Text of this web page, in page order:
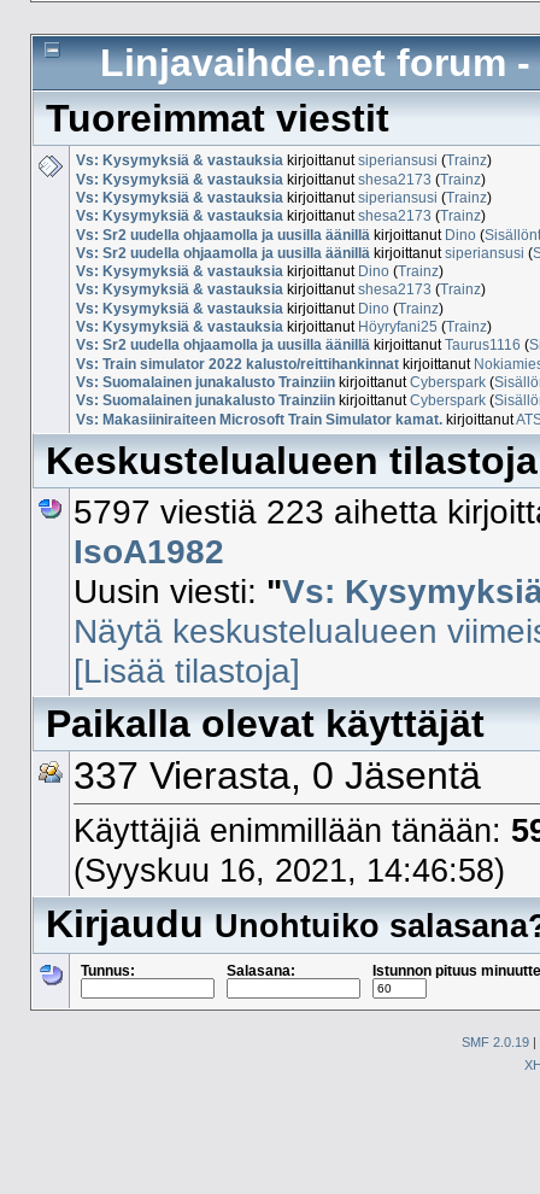
Linjavaihde.net forum
Tuoreimmat viestit
Vs: Kysymyksiä & vastauksia kirjoittanutsiperiansusi (Trainz)
Vs: Kysymyksiä & vastauksia kirjoittanutshesa2173 (Trainz)
Vs: Kysymyksiä & vastauksia kirjoittanutsiperiansusi (Trainz)
Vs: Kysymyksiä & vastauksia kirjoittanutshesa2173 (Trainz)
Vs: Sr2 uudella ohjaamolla ja uusilla äänillä kirjoittanut Dino(
Vs: Sr2 uudella ohjaamolla ja uusilla äänillä kirjoittanutsiperiansusi (
Vs: Kysymyksiä & vastauksia kirjoittanut Dino(Trainz)
Vs: Kysymyksiä & vastauksia kirjoittanutshesa2173 (Trainz)
Vs: Kysymyksiä & vastauksia kirjoittanut Dino(Trainz)
Vs: Kysymyksiä & vastauksia kirjoittanut Höyryfani25 (Trainz)
Vs: Sr2 uudella ohjaamolla ja uusilla äänillä kirjoittanutTaurus1116 (
Vs: Train simulator 2022 kalusto/reittihankinnatkirjoittanut
Vs: Suomalainen junakalusto TrainziinkirjoittanutCyberspark(
Vs: Suomalainen junakalusto TrainziinkirjoittanutCyberspark(
Vs: Makasiiniraiteen Microsoft Train Simulator kamat. kirjoittanut
Keskustelualueen tilastoja
5797 viestiä 223 aihetta
IsoA1982
Uusin viesti: "Vs:
Näytä keskustelualueen
[Lisää tilastoja]
Paikalla olevat käyttäjät
337 Vierasta, 0 Jäsentä
Käyttäjiä enimmillään tänään:
(Syyskuu 16, 2021, 14:46:58)
KirjauduUnohtuiko
Tunnus: Salasana: Istunnon pituus
SMF 2.0.19 |